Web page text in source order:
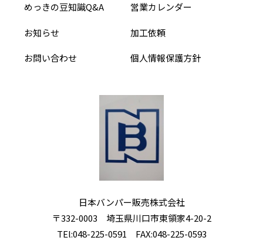
めっきの豆知識Q&A 営業カレンダー
お知らせ 加工依頼
お問い合わせ 個人情報保護方針
日本バンパー販売株式会社
〒332-0003 埼玉県川口市東領家4-20-2
TEl:048-225-0591 FAX:048-225-0593